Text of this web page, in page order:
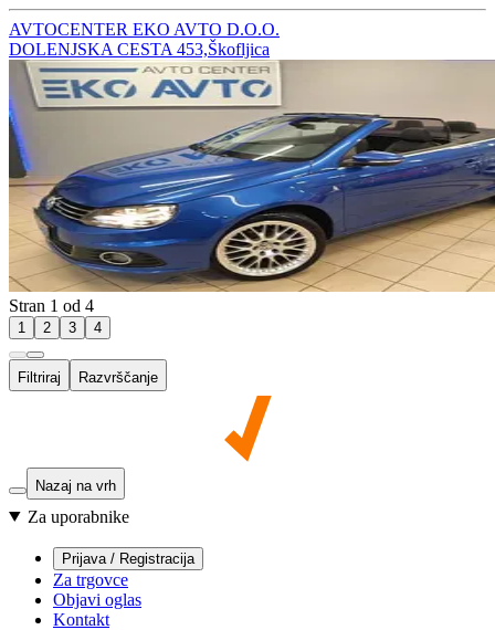
AVTOCENTER EKO AVTO D.O.O.
DOLENJSKA CESTA 453,Škofljica
Stran 1 od 4
1 2 3 4
Filtriraj Razvrščanje
Nazaj na vrh
Za uporabnike
Prijava / Registracija
Za trgovce
Objavi oglas
Kontakt